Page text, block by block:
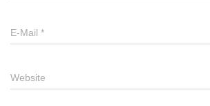
E-Mail *
Website